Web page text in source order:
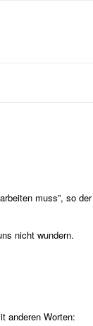
muss”, so der
nicht wundern.
anderen Worten: